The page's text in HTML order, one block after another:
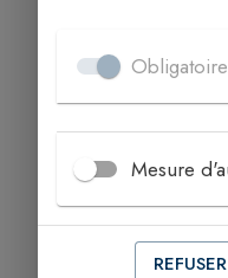
Obligatoire
Mesure
REFUSER